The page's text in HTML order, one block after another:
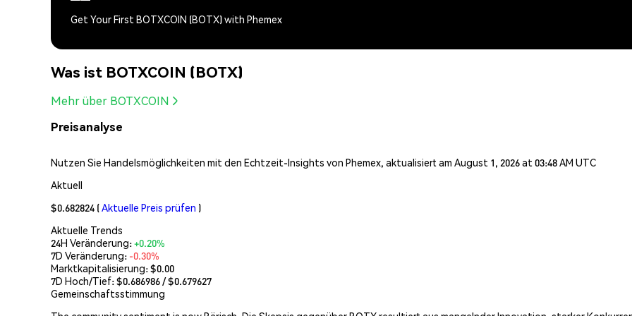
Get Your First BOTXCOIN (BOTX) with Phemex
Was ist BOTXCOIN (BOTX)
Mehr über BOTXCOIN
Preisanalyse
Nutzen Sie Handelsmöglichkeiten mit den Echtzeit-Insights von Phemex, aktualisiert am August 1, 2026 at 03:48 AM UTC
Aktuell
$0.682824 (Aktuelle Preis prüfen )
Aktuelle Trends
24H Veränderung:+0.20%
7D Veränderung: -0.30%
Marktkapitalisierung:$0.00
7D Hoch/Tief: $0.686986/ $0.679627
Gemeinschaftsstimmung